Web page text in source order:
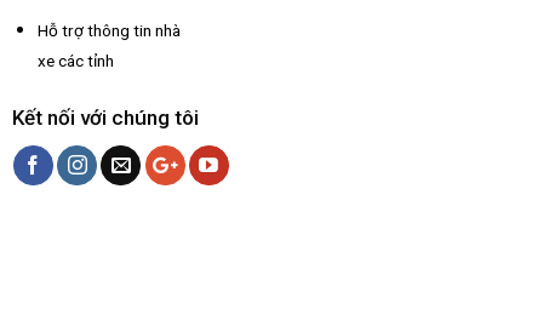
Hỗ trợ thông tin nhà
xe các tỉnh
Kết nối với chúng tôi